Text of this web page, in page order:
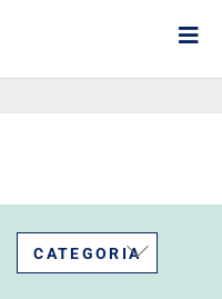
CATEGORIA